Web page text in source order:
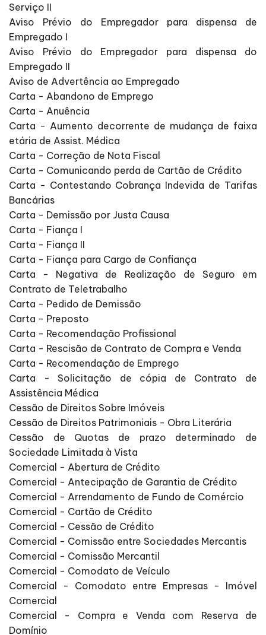
Serviço II
Aviso Prévio do Empregador para dispensa de
Empregado I
Aviso Prévio do Empregador para dispensa do
Empregado II
Aviso de Advertência ao Empregado
Carta - Abandono de Emprego
Carta - Anuência
Carta - Aumento decorrente de mudança de faixa
etária de Assist. Médica
Carta - Correção de Nota Fiscal
Carta - Comunicando perda de Cartão de Crédito
Carta - Contestando Cobrança Indevida de Tarifas
Bancárias
Carta - Demissão por Justa Causa
Carta - Fiança I
Carta - Fiança II
Carta - Fiança para Cargo de Confiança
Carta - Negativa de Realização de Seguro em
Contrato de Teletrabalho
Carta - Pedido de Demissão
Carta - Preposto
Carta - Recomendação Profissional
Carta - Rescisão de Contrato de Compra e Venda
Carta - Recomendação de Emprego
Carta - Solicitação de cópia de Contrato de
Assistência Médica
Cessão de Direitos Sobre Imóveis
Cessão de Direitos Patrimoniais - Obra Literária
Cessão de Quotas de prazo determinado de
Sociedade Limitada à Vista
Comercial - Abertura de Crédito
Comercial - Antecipação de Garantia de Crédito
Comercial - Arrendamento de Fundo de Comércio
Comercial - Cartão de Crédito
Comercial - Cessão de Crédito
Comercial - Comissão entre Sociedades Mercantis
Comercial - Comissão Mercantil
Comercial - Comodato de Veículo
Comercial - Comodato entre Empresas - Imóvel
Comercial
Comercial - Compra e Venda com Reserva de
Domínio